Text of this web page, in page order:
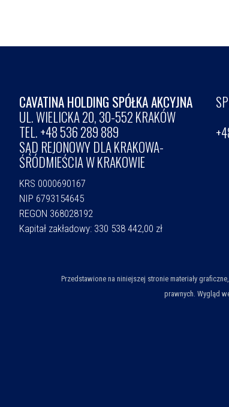
CAVATINA HOLDING SPÓŁKA AKCYJNA
UL. WIELICKA 20, 30-552 KRAKÓW
TEL. +48 536 289 889
SĄD REJONOWY DLA KRAKOWA-
ŚRÓDMIEŚCIA W KRAKOWIE
KRS 0000690167
NIP 6793154645
REGON 368028192
Kapitał zakładowy: 330 538 442,00 zł
Przedstawione na niniejszej stronie materiały
prawnych. Wygląd